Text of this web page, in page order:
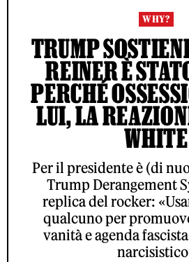
WHY?
TRUMP
REINER È
PERCHÉ
LUI, LA
WHITE
Per il presidente è (di
Trump Derangement
replica del rocker:
qualcuno per
vanità e agenda